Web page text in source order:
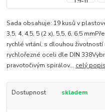
Sada obsahuje: 19 kusů v
3,5, 4, 4,5, 5 (2 x), 5,5, 6, 6,5
rychlé vrtání, s dlouhou
rychlořezné oceli dle DIN
pravotočivým spirálov... celý popis
Dostupnost skladem